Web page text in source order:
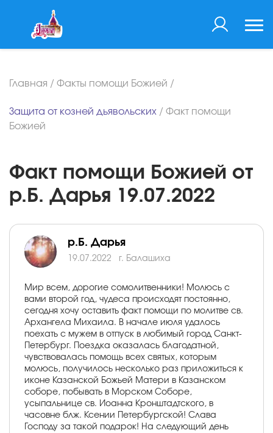
Главная / Факты помощи Божией /
Защита от козней дьявольских / Факт помощи
Божией
Факт помощи Божией от
р.Б. Дарья 19.07.2022
р.Б. Дарья
19.07.2022 г. Балашиха
Мир всем, дорогие сомолитвенники! Молюсь с
вами второй год, чудеса происходят постоянно,
сегодня хочу оставить факт помощи по молитве св.
Архангела Михаила. В начале июля удалось
поехать с мужем в отпуск в любимый город Санкт-
Петербург. Поездка оказалась благодатной,
чувствовалась помощь всех святых, которым
молюсь, получилось несколько раз приложиться к
иконе Казанской Божьей Матери в Казанском
соборе, побывать в Морском Соборе,
усыпальнице св. Иоанна Кронштадтского, в
часовне блж. Ксении Петербургской! Слава
Господу за такой подарок! На следующий день